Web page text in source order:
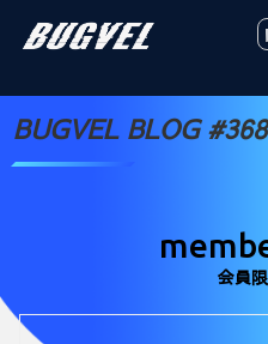
BUGVEL BLOG #368
会員